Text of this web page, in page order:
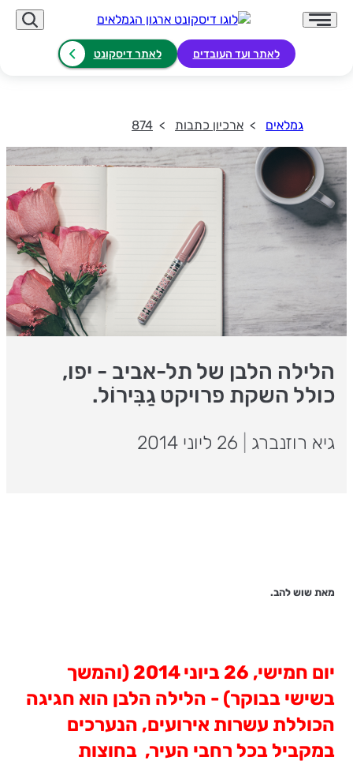
לאתר ועד העובדים לאתר דיסקונט
גמלאים ארכיון כתבות 874
הלילה הלבן של תל-אביב - יפו,
כולל השקת פרויקט גַבִּירוֹל.
גיא רוזנברג
מאת שוש להב.
יום חמישי, 26 ביוני 2014 (והמשך
בשישי בבוקר) - הלילה הלבן הוא חגיגה
הכוללת עשרות אירועים, הנערכים
במקביל בכל רחבי העיר, בחוצות